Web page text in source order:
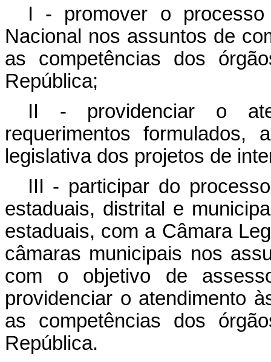
I - promover o
Nacional nos assuntos de
as competências dos
República;
II - providenciar o
requerimentos formulados,
legislativa dos projetos de
III - participar do
estaduais, distrital e
estaduais, com a Câmara
câmaras municipais nos
com o objetivo de
providenciar o atendimento
as competências dos
República.